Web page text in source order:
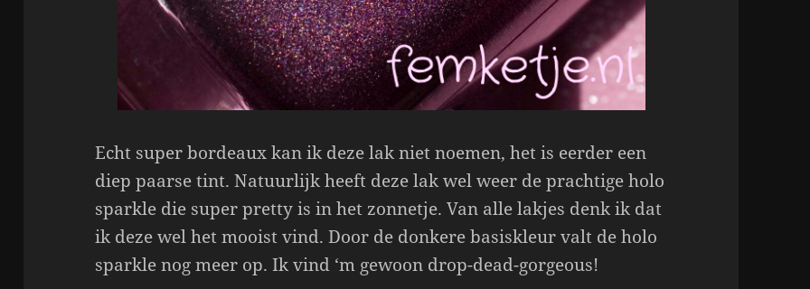
Echt super bordeaux kan ik deze lak niet noemen, het is eerder een
diep paarse tint. Natuurlijk heeft deze lak wel weer de prachtige holo
sparkle die super pretty is in het zonnetje. Van alle lakjes denk ik dat
ik deze wel het mooist vind. Door de donkere basiskleur valt de holo
sparkle nog meer op. Ik vind ‘m gewoon drop-dead-gorgeous!